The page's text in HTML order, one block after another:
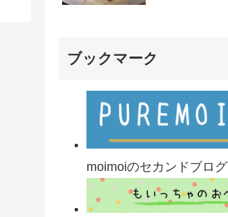
ブックマーク
moimoiのセカンドブログ